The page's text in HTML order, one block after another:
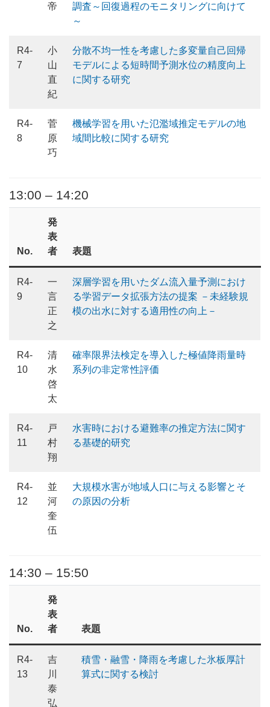
帝
調査～回復過程のモニタリングに向けて
～
R4-
7
小
山
直
紀
分散不均一性を考慮した多変量自己回帰
モデルによる短時間予測水位の精度向上
に関する研究
R4-
8
菅
原
巧
機械学習を用いた氾濫域推定モデルの地
域間比較に関する研究
13:00 – 14:20
No.
発
表
者
表題
R4-
9
一
言
正
之
深層学習を用いたダム流入量予測におけ
る学習データ拡張方法の提案 －未経験規
模の出水に対する適用性の向上－
R4-
10
清
水
啓
太
確率限界法検定を導入した極値降雨量時
系列の非定常性評価
R4-
11
戸
村
翔
水害時における避難率の推定方法に関す
る基礎的研究
R4-
12
並
河
奎
伍
大規模水害が地域人口に与える影響とそ
の原因の分析
14:30 – 15:50
No.
発
表
者
表題
R4-
13
吉
川
泰
弘
積雪・融雪・降雨を考慮した氷板厚計
算式に関する検討